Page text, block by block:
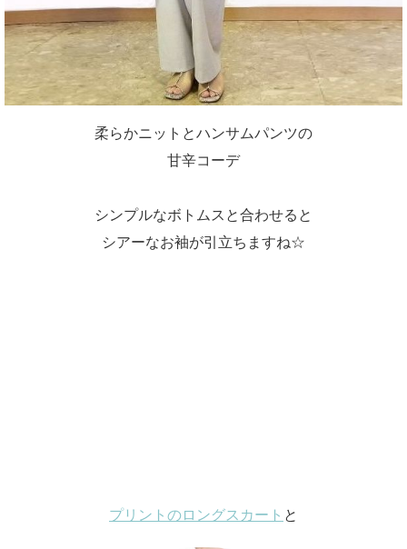
柔らかニットとハンサムパンツの
甘辛コーデ
シンプルなボトムスと合わせると
シアーなお袖が引立ちますね☆
プリントのロングスカート と